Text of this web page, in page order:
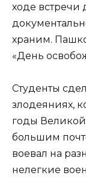
ходе встречи
храним.
«День
Студенты
злодеяниях,
годы
большим
воевал на
нелегкие